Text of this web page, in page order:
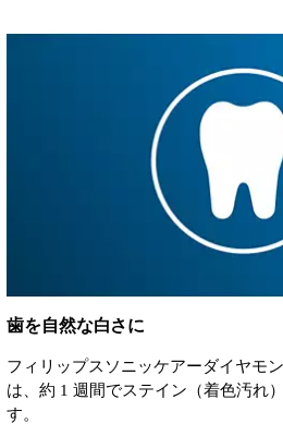
歯を自然な白さに
フィリップスソニッケアーダイヤモ
は、約 1 週間でステイン（着色汚れ
す。